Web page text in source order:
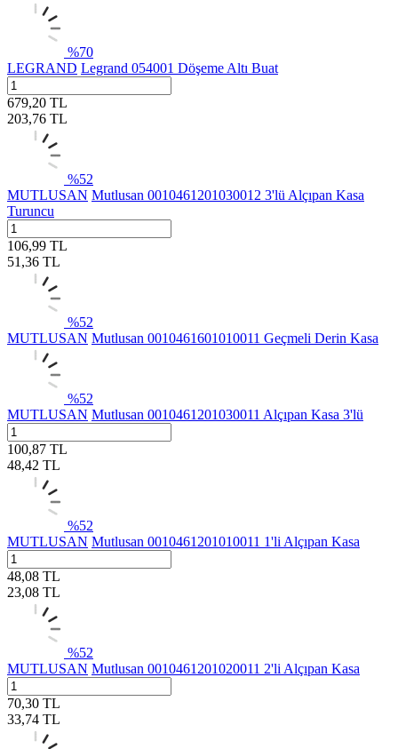
%70
LEGRAND Legrand 054001 Döşeme Altı Buat
679,20 TL
203,76 TL
%52
MUTLUSAN Mutlusan 0010461201030012 3'lü Alçıpan Kasa
Turuncu
106,99 TL
51,36 TL
%52
MUTLUSAN Mutlusan 0010461601010011 Geçmeli Derin Kasa
%52
MUTLUSAN Mutlusan 0010461201030011 Alçıpan Kasa 3'lü
100,87 TL
48,42 TL
%52
MUTLUSAN Mutlusan 0010461201010011 1'li Alçıpan Kasa
48,08 TL
23,08 TL
%52
MUTLUSAN Mutlusan 0010461201020011 2'li Alçıpan Kasa
70,30 TL
33,74 TL